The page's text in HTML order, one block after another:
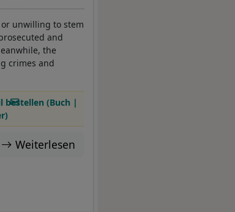
unwilling to stem
and
the
crimes and
bestellen (Buch |
Weiterlesen